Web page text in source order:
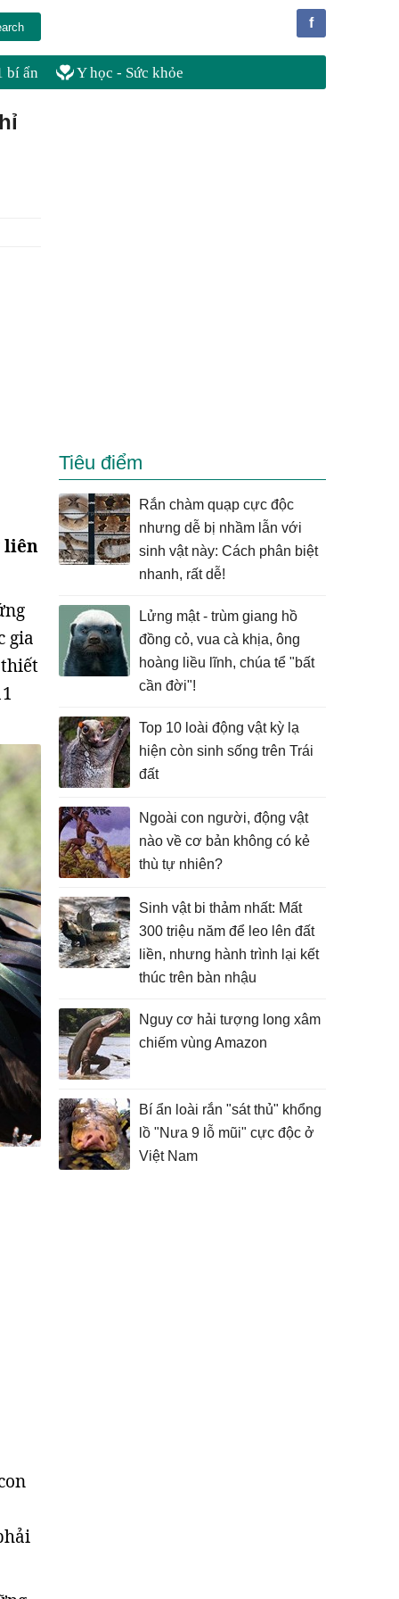
f
bí ẩn Y học - Sức khỏe
liên
gia
Tiêu điểm
Rắn chàm quạp cực độc
nhưng dễ bị nhầm lẫn với
sinh vật này: Cách phân biệt
nhanh, rất dễ!
Lửng mật - trùm giang hồ
đồng cỏ, vua cà khịa, ông
hoàng liều lĩnh, chúa tể "bất
cần đời"!
Top 10 loài động vật kỳ lạ
hiện còn sinh sống trên Trái
đất
Ngoài con người, động vật
nào về cơ bản không có kẻ
thù tự nhiên?
Sinh vật bi thảm nhất: Mất
300 triệu năm để leo lên đất
liền, nhưng hành trình lại kết
thúc trên bàn nhậu
Nguy cơ hải tượng long xâm
chiếm vùng Amazon
Bí ẩn loài rắn "sát thủ" khổng
lồ "Nưa 9 lỗ mũi" cực độc ở
Việt Nam